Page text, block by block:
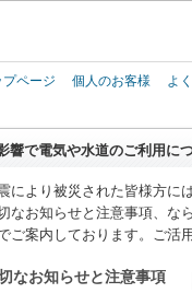
プページ 個人のお客様 よ
響で電気や水道のご利用に
により被災された皆様方に
なお知らせと注意事項、な
ご案内しております。ご活
なお知らせと注意事項